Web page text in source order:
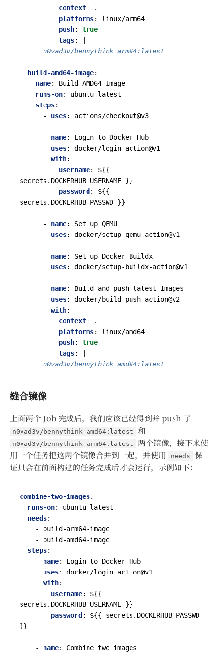
context:
.
platforms:
linux/arm64
push:
true
tags:
      n0vad3v/bennythink-arm64:latest
build-amd64-image:
name:
Build AMD64 Image
runs-on:
ubuntu-latest
steps:
- uses: actions/checkout@v3
- name:
Login to Docker Hub
uses:
docker/login-action@v1
with:
username:
${{
secrets.DOCKERHUB_USERNAME }}
password :
${{
secrets.DOCKERHUB_PASSWD }}
- name:
Set up QEMU
uses: docker/setup-qemu-action@v1
- name:
Set up Docker Buildx
uses: docker/setup-buildx-action@v1
- name:
Build and push latest images
uses:
docker/build-push-action@v2
with:
context:
.
platforms:
linux/amd64
push:
true
tags:
      n0vad3v/bennythink-amd64:latest
缝合镜像
上面两个 Job 完成后，我们应该已经得到并 push 了
n0vad3v/bennythink-amd64:latest 和
n0vad3v/bennythink-arm64:latest
两个镜像，接下来使
用一个任务把这两个镜像合并到一起，并使用
needs
保
证只会在前面构建的任务完成后才会运行，示例如下：
combine-two-images:
runs-on:
ubuntu-latest
needs:
-
build-arm64-image
-
build-amd64-image
steps:
- name:
Login to Docker Hub
uses:
docker/login-action@v1
with:
username:
${{
secrets.DOCKERHUB_USERNAME }}
password :
${{ secrets.DOCKERHUB_PASSWD
}}
- name:
Combine two images